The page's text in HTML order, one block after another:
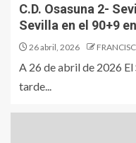
C.D. Osasuna 2-
Sevilla en el 90+9
26 abril, 2026
A 26 de abril de 2026
tarde...